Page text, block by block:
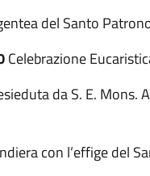
del Santo
Celebrazione
da S. E. Mons.
con l’effige del